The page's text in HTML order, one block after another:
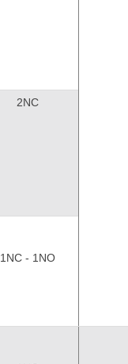
2NC
1NC - 1NO